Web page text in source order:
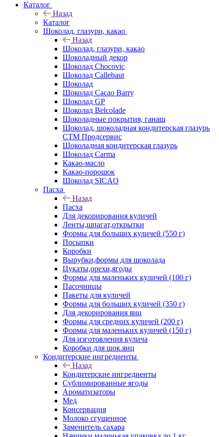
Каталог
Назад
Каталог
Шоколад, глазури, какао
Назад
Шоколад, глазури, какао
Шоколадный декор
Шоколад Chocovic
Шоколад Callebaut
Шоколад
Шоколад Cacao Barry
Шоколад GP
Шоколад Belcolade
Шоколадные покрытия, ганаш
Шоколад, шоколадная кондитерская глазурь
СТМ Продсервис
Шоколадная кондитерская глазурь
Шоколад Carma
Какао-масло
Какао-порошок
Шоколад SICAO
Пасха
Назад
Пасха
Для декорирования куличей
Ленты,шпагат,открытки
Формы для больших куличей (550 г)
Посыпки
Коробки
Вырубки,формы для шоколада
Цукаты,орехи,ягоды
Формы для маленьких куличей (100 г)
Пасочницы
Пакеты для куличей
Формы для больших куличей (350 г)
Для декорирования яиц
Формы для средних куличей (200 г)
Формы для маленьких куличей (150 г)
Для изготовления кулича
Коробки для шок.яиц
Кондитерские ингредиенты
Назад
Кондитерские ингредиенты
Сублимированные ягоды
Ароматизаторы
Мед
Консервация
Молоко сгущенное
Заменитель сахара